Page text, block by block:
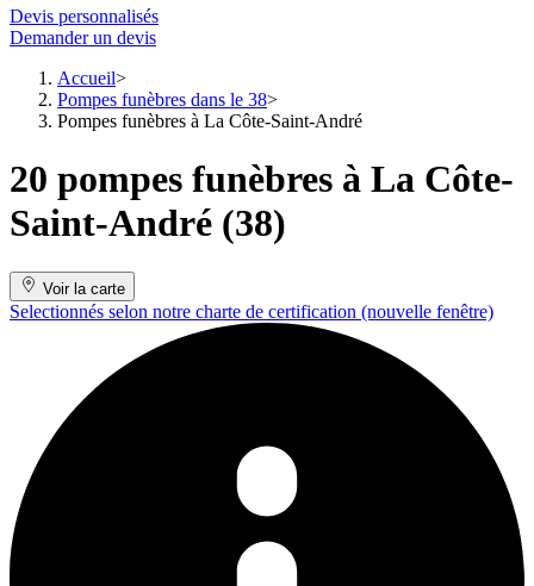
Devis personnalisés
Demander un devis
Accueil
Pompes funèbres dans le 38
Pompes funèbres à La Côte-Saint-André
20 pompes funèbres à La Côte-
Saint-André (38)
Voir la carte
Selectionnés selon notre charte de certification (nouvelle fenêtre)